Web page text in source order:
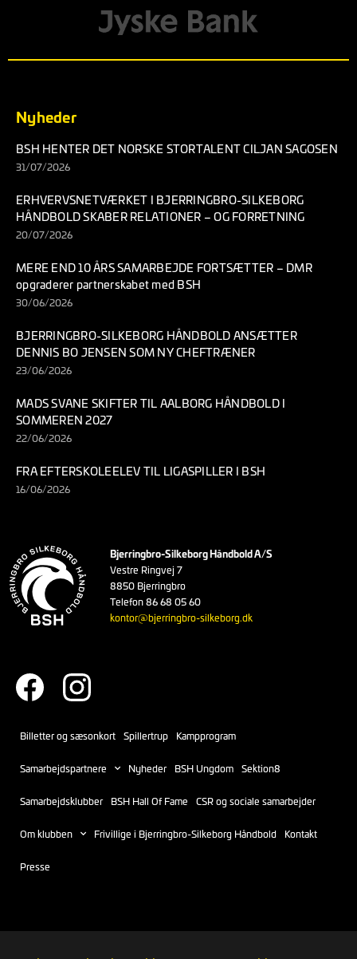
Nyheder
BSH HENTER DET NORSKE STORTALENT CILJAN SAGOSEN
31/07/2026
ERHVERVSNETVÆRKET I BJERRINGBRO-SILKEBORG
HÅNDBOLD SKABER RELATIONER – OG FORRETNING
20/07/2026
MERE END 10 ÅRS SAMARBEJDE FORTSÆTTER – DMR
opgraderer partnerskabet med BSH
30/06/2026
BJERRINGBRO-SILKEBORG HÅNDBOLD ANSÆTTER
DENNIS BO JENSEN SOM NY CHEFTRÆNER
23/06/2026
MADS SVANE SKIFTER TIL AALBORG HÅNDBOLD I
SOMMEREN 2027
22/06/2026
FRA EFTERSKOLEELEV TIL LIGASPILLER I BSH
16/06/2026
Bjerringbro-Silkeborg Håndbold A/S
Vestre Ringvej 7
8850 Bjerringbro
Telefon 86 68 05 60
kontor@bjerringbro-silkeborg.dk
Billetter og sæsonkort Spillertrup Kampprogram
Samarbejdspartnere Nyheder BSH Ungdom Sektion8
Samarbejdsklubber BSH Hall Of Fame CSR og sociale samarbejder
Om klubben Frivillige i Bjerringbro-Silkeborg Håndbold Kontakt
Presse